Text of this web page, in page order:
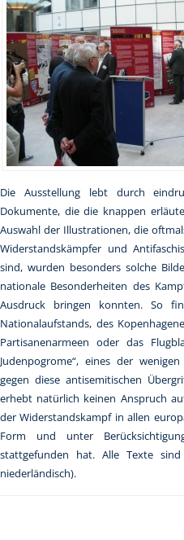
Die Ausstellung lebt durch
Dokumente, die die knappen
Auswahl der Illustrationen, die
Widerstandskämpfer und
sind, wurden besonders solche
nationale Besonderheiten des
Ausdruck bringen konnten. So
Nationalaufstands, des
Partisanenarmeen oder das
Judenpogrome“, eines der
gegen diese antisemitischen
erhebt natürlich keinen Anspruch
der Widerstandskampf in allen
Form und unter
stattgefunden hat. Alle Texte sind
niederländisch).